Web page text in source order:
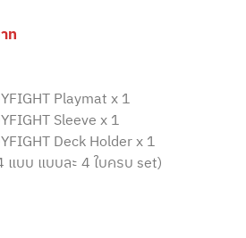
ท
Playmat x 1
Sleeve x 1
Deck Holder x 1
แบบ แบบละ 4 ใบครบ set)